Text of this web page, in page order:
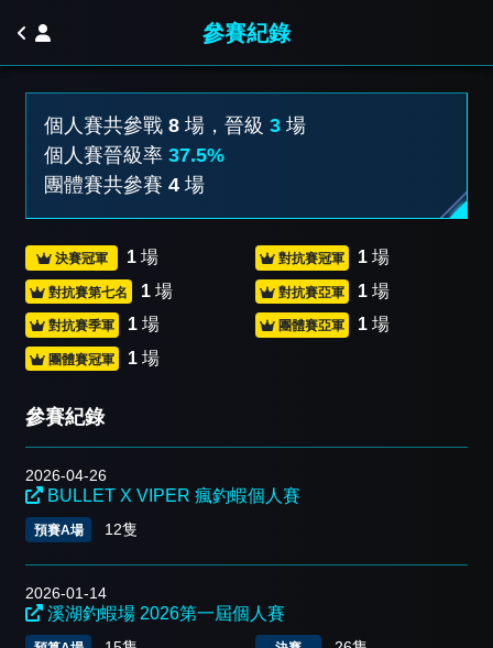
參賽紀錄
個人賽共參戰 8 場，晉級 3 場
個人賽晉級率 37.5%
團體賽共參賽 4 場
決賽冠軍 1 場 對抗賽冠軍 1 場
對抗賽第七名 1 場 對抗賽亞軍 1 場
對抗賽季軍 1 場 團體賽亞軍 1 場
團體賽冠軍 1 場
參賽紀錄
2026-04-26
BULLET X VIPER 瘋釣蝦個人賽
預賽A場 12隻
2026-01-14
溪湖釣蝦場 2026第一屆個人賽